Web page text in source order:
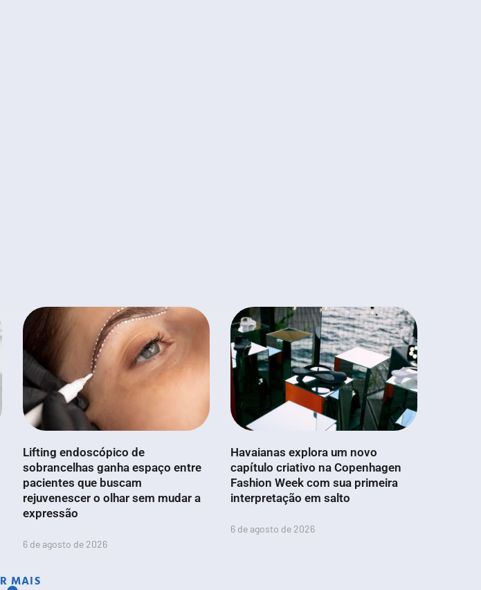
Lifting endoscópico de
sobrancelhas ganha espaço entre
pacientes que buscam
rejuvenescer o olhar sem mudar a
expressão
6 de agosto de 2026
Havaianas explora um novo
capítulo criativo na Copenhagen
Fashion Week com sua primeira
interpretação em salto
6 de agosto de 2026
MAIS